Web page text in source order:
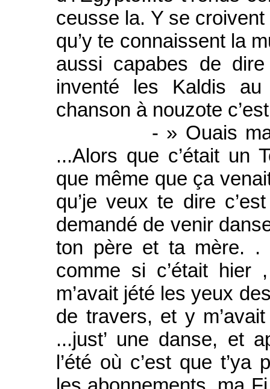
ceusse la. Y se
qu’y te connaissent la
aussi capabes de dire
inventé les Kaldis
chanson à nouzote
- » Ouais mais
...Alors que c’était un
que même que ça
qu’je veux te dire
demandé de venir
ton père et ta mère. .
comme si c’était
m’avait jété les yeux
de travers, et y
...just’ une danse, et
l’été où c’est que